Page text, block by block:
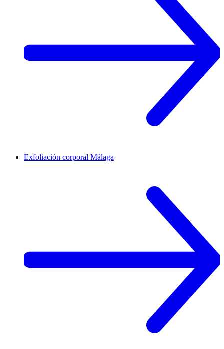
Exfoliación corporal Málaga